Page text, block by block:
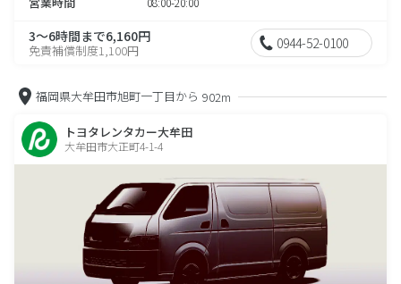
3～6時間まで6,160円
免責補償制度1,100円 0944-52-0100
福岡県大牟田市旭町一丁目から 902m
トヨタレンタカー大牟田
大牟田市大正町4-1-4